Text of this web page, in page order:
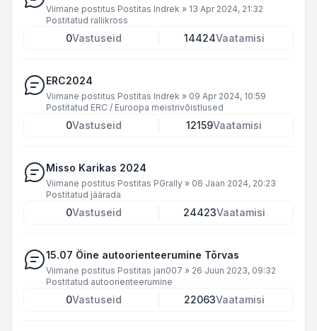
Viimane postitus Postitas Indrek » 13 Apr 2024, 21:32
Postitatud rallikross
0Vastuseid 14424Vaatamisi
ERC2024
Viimane postitus Postitas Indrek » 09 Apr 2024, 10:59
Postitatud ERC / Euroopa meistrivõistlused
0Vastuseid 12159Vaatamisi
Misso Karikas 2024
Viimane postitus Postitas PGrally » 06 Jaan 2024, 20:23
Postitatud jäärada
0Vastuseid 24423Vaatamisi
15.07 Öine autoorienteerumine Tõrvas
Viimane postitus Postitas jan007 » 26 Juun 2023, 09:32
Postitatud autoorienteerumine
0Vastuseid 22063Vaatamisi